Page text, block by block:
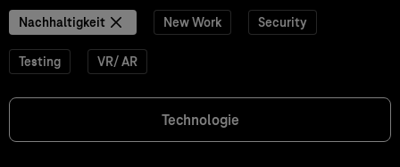
Nachhaltigkeit New Work Security
Testing VR/ AR
Technologie